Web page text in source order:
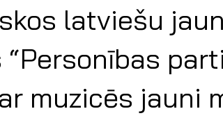
latviešu
muzicēs jauni